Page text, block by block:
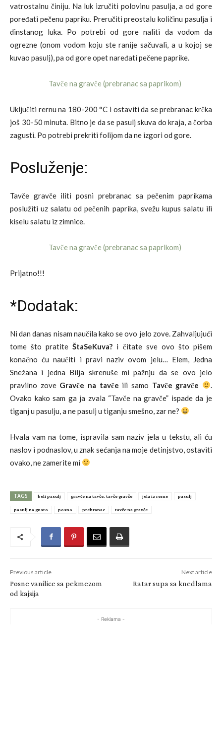
vatrostalnu činiju. Na luk izručiti polovinu pasulja, a od gore
poređati pečenu papriku. Preručiti preostalu količinu pasulja i
dinstanog luka. Po potrebi od gore naliti da vodom da
ogrezne (onom vodom koju ste ranije sačuvali, a u kojoj se
kuvao pasulj), pa od gore opet naređati pečene paprike.
Uključiti rernu na 180-200°C i ostaviti da se prebranac krčka
još 30-50 minuta. Bitno je da se pasulj skuva do kraja, a čorba
zagusti. Po potrebi prekriti folijom da ne izgori od gore.
Posluženje:
Tavče gravče iliti posni prebranac sa pečenim paprikama
poslužiti uz salatu od pečenih paprika, svežu kupus salatu ili
kiselu salatu iz zimnice.
Prijatno!!!
*Dodatak:
Ni dan danas nisam naučila kako se ovo jelo zove. Zahvaljujući
tome što pratiteŠtaSeKuva? i čitate sve ovo što pišem
konačno ću naučiti i pravi naziv ovom jelu… Elem, Jedna
Snežana i jedna Bilja skrenuše mi pažnju da se ovo jelo
pravilno zove Gravče na tavče ili samo Tavče gravče
.
Ovako kako sam ga ja zvala “Tavče na gravče” ispade da je
tiganj u pasulju, a ne pasulj u tiganju smešno, zar ne?
Hvala vam na tome, ispravila sam naziv jela u tekstu, ali ću
naslov i podnaslov, u znak sećanja na moje detinjstvo, ostaviti
ovako, ne zamerite mi
TAGS beli pasulj gravče na tavče. tavče gravče jela iz rerne pasulj
pasulj na gusto posno prebranac tavče na gravče
Previous article
Posne vanilice sa pekmezom
od kajsija
Next article
Ratar supa sa knedlama
- Reklama -